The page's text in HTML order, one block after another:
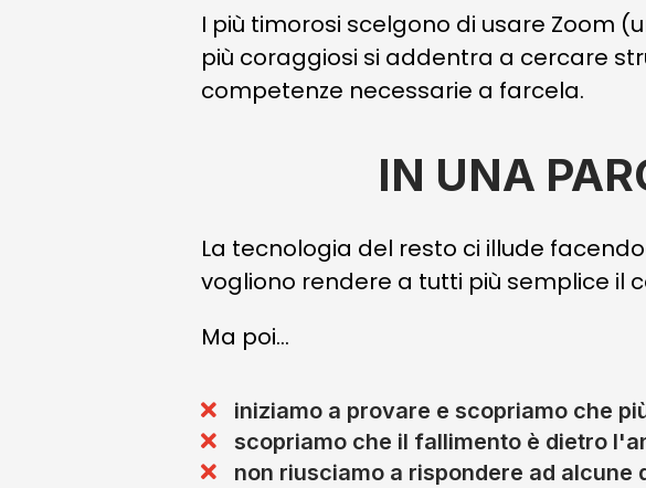
I più timorosi scelgono di usare Zoom
più coraggiosi si addentra a cercare
competenze necessarie a farcela.
IN UNA
La tecnologia del resto ci illude
vogliono rendere a tutti più semplice il
Ma poi…
iniziamo a provare e scopriamo che
scopriamo che il fallimento è dietro
non riusciamo a rispondere ad